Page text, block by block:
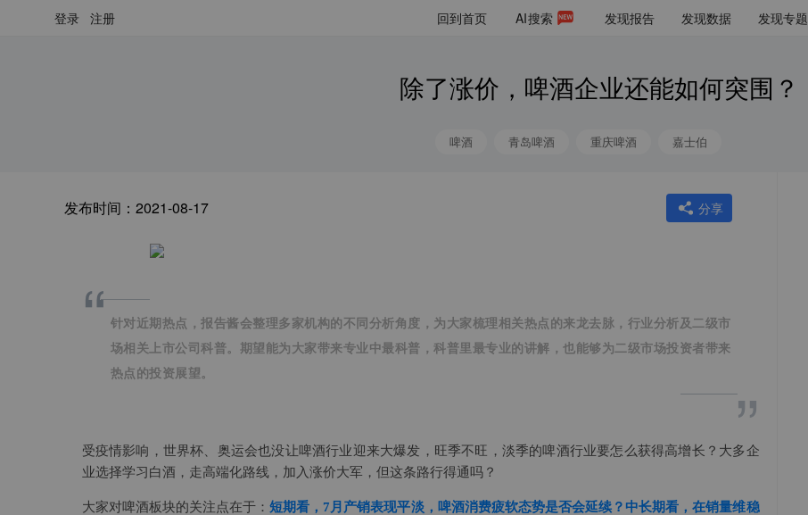
登录 注册 回到首页 AI搜索 发现报告 发现数据 发现专题
除了涨价，啤酒企业还能如何突围？
啤酒 青岛啤酒 重庆啤酒 嘉士伯
发布时间： 2021-08-17 分享
“ 针对近期热点，报告酱会整理多家机构的不同分析角度，为大家梳理相关热点的来龙去脉，行业分析及二级市
场相关上市公司科普。期望能为大家带来专业中最科普，科普里最专业的讲解，也能够为二级市场投资者带来
热点的投资展望。
”
受疫情影响，世界杯、奥运会也没让啤酒行业迎来大爆发，旺季不旺，淡季的啤酒行业要怎么获得高增长？大多企
业选择学习白酒，走高端化路线，加入涨价大军，但这条路行得通吗？
大家对啤酒板块的关注点在于：短期看，7月产销表现平淡，啤酒消费疲软态势是否会延续？中长期看，在销量维稳